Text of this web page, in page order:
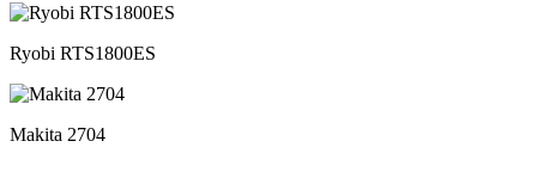
Ryobi RTS1800ES
Makita 2704